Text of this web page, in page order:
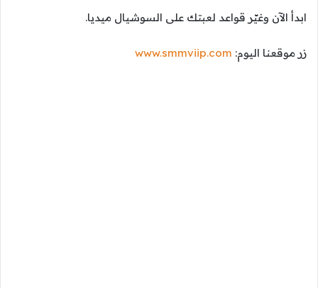
ابدأ الآن وغيّر قواعد لعبتك على السوشيال ميديا.
زر موقعنا اليوم: www.smmviip.com